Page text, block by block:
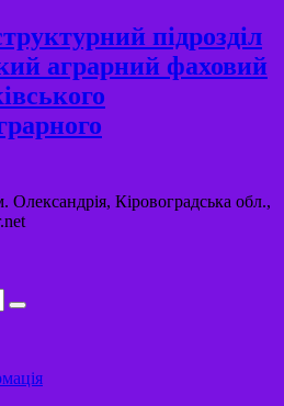
підрозділ
аграрний фаховий
Олександрія, Кіровоградська обл.,